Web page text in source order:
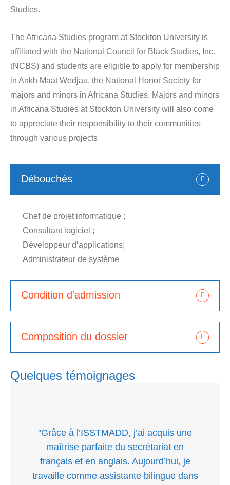
Studies.
The Africana Studies program at Stockton University is
affiliated with the National Council for Black Studies, Inc.
(NCBS) and students are eligible to apply for membership
in Ankh Maat Wedjau, the National Honor Society for
majors and minors in Africana Studies. Majors and minors
in Africana Studies at Stockton University will also come
to appreciate their responsibility to their communities
through various projects
Débouchés
Chef de projet informatique ;
Consultant logiciel ;
Développeur d’applications;
Administrateur de système
Condition d'admission
Composition du dossier
Quelques témoignages
"Grâce à l’ISSTMADD, j’ai acquis une
maîtrise parfaite du secrétariat en
français et en anglais. Aujourd’hui, je
travaille comme assistante bilingue dans